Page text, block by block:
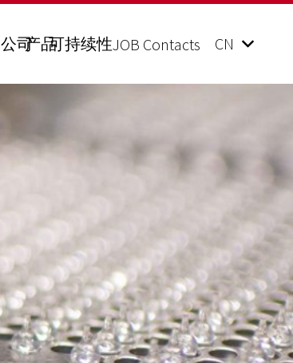
公司产品可持续性JOB Contacts CN